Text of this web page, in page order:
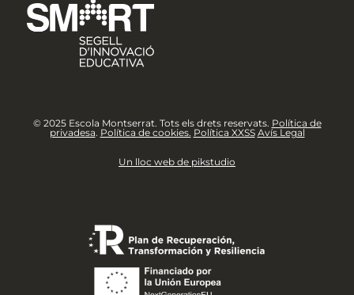
© 2025 Escola Montserrat. Tots els drets reservats. Política de
privadesa. Política de cookies. Política XXSS Avís Legal
Un lloc web de pikstudio